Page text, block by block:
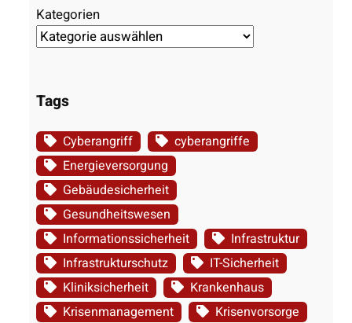
Kategorien
Tags
Cyberangriff
cyberangriffe
Energieversorgung
Gebäudesicherheit
Gesundheitswesen
Informationssicherheit
Infrastruktur
Infrastrukturschutz
IT-Sicherheit
Kliniksicherheit
Krankenhaus
Krisenmanagement
Krisenvorsorge